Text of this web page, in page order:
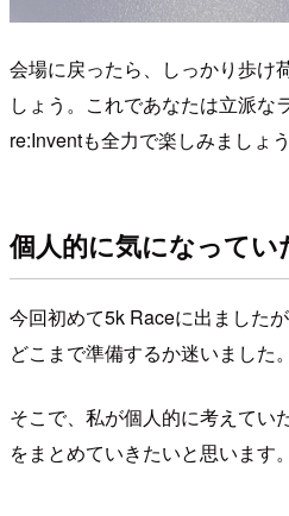
会場に戻ったら、しっかり歩け
しょう。これであなたは立派な
re:Inventも全力で楽しみましょう
個人的に気になってい
今回初めて5k Raceに出ました
どこまで準備するか迷いました。
そこで、私が個人的に考えてい
をまとめていきたいと思います。